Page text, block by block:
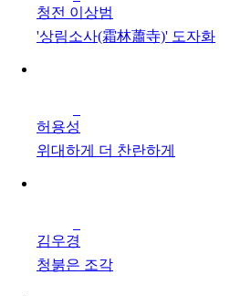
청전 이상범
'상림소사(霜林蕭寺)' 도자화
허용성
위대하게 더 찬란하게
김우경
청붉은 조각